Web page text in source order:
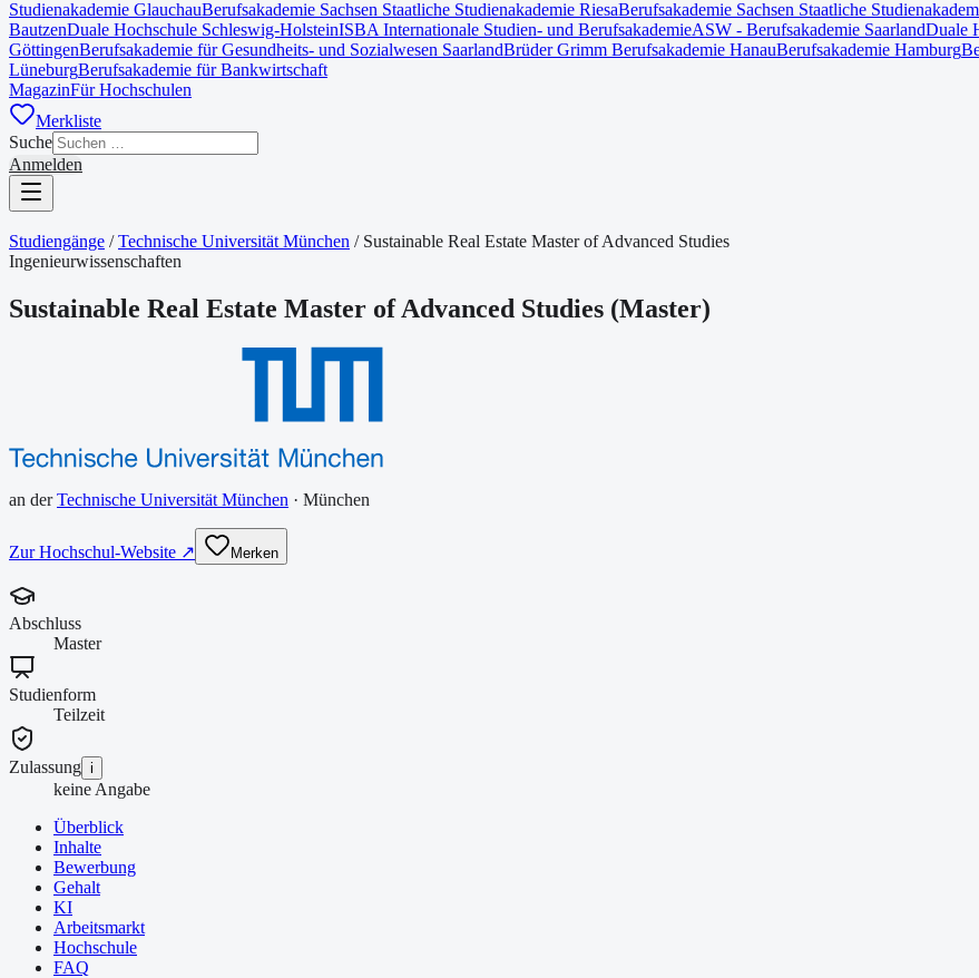
Studienakademie GlauchauBerufsakademie Sachsen Staatliche Studienakademie RiesaBerufsakademie Sachsen Staatliche
BautzenDuale Hochschule Schleswig-HolsteinISBA Internationale Studien- und BerufsakademieASW - Berufsakademie SaarlandDuale
GöttingenBerufsakademie für Gesundheits- und Sozialwesen SaarlandBrüder Grimm Berufsakademie HanauBerufsakademie Hamburg
LüneburgBerufsakademie für Bankwirtschaft
MagazinFür Hochschulen
Merkliste
Suche
Anmelden
Studiengänge / Technische Universität München / Sustainable Real Estate Master of Advanced Studies
Ingenieurwissenschaften
Sustainable Real Estate Master of Advanced Studies (Master)
an derTechnische Universität München · München
Zur Hochschul-Website ↗ Merken
Abschluss
Master
Studienform
Teilzeit
Zulassung i
keine Angabe
Überblick
Inhalte
Bewerbung
Gehalt
KI
Arbeitsmarkt
Hochschule
FAQ